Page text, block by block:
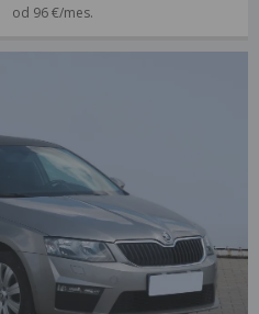
od 96 €/mes.